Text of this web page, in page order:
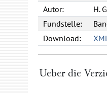
Autor:
H.
Fundstelle:
Download:
Ueber die